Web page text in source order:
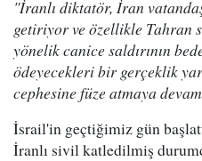
"İranlı diktatör, İran
getiriyor ve özellikle
yönelik canice saldırının
ödeyecekleri bir gerçeklik
cephesine füze atmaya
İsrail'in geçtiğimiz gün
İranlı sivil katledilmiş